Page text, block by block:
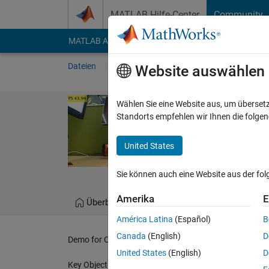
MATLAB Hilfe-Center Community
MATLAB Answers File Exchange Cody
Dateien Autoren Mein File Exchange
Fire Detection
Überblick Dateien
Demo for CCTV surveillance system using Deep
Key Objective for this demo
Website auswählen
Wählen Sie eine Website aus, um
Standorts empfehlen wir Ihnen die
United States
Sie können auch eine Website aus der
Amerika
América Latina (Español)
Canada (English)
United States (English)